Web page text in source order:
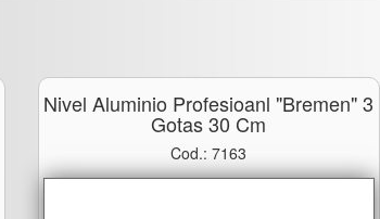
Nivel Aluminio Profesioanl "bremen" 3
Gotas 30 Cm
Cod.: 7163